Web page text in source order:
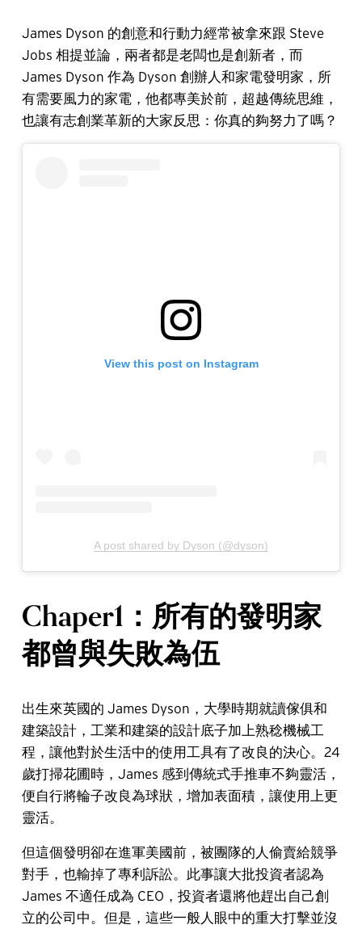
James Dyson 的創意和行動力經常被拿來跟 Steve
Jobs 相提並論，兩者都是老闆也是創新者，而
James Dyson 作為 Dyson 創辦人和家電發明家，所
有需要風力的家電，他都專美於前，超越傳統思維，
也讓有志創業革新的大家反思：你真的夠努力了嗎？
View this post on Instagram
A post shared by Dyson (@dyson)
Chaper1：所有的發明家
都曾與失敗為伍
出生來英國的 James Dyson，大學時期就讀傢俱和
建築設計，工業和建築的設計底子加上熟稔機械工
程，讓他對於生活中的使用工具有了改良的決心。24
歲打掃花圃時，James 感到傳統式手推車不夠靈活，
便自行將輪子改良為球狀，增加表面積，讓使用上更
靈活。
但這個發明卻在進軍美國前，被團隊的人偷賣給競爭
對手，也輸掉了專利訴訟。此事讓大批投資者認為
James 不適任成為 CEO，投資者還將他趕出自己創
立的公司中。但是，這些一般人眼中的重大打擊並沒